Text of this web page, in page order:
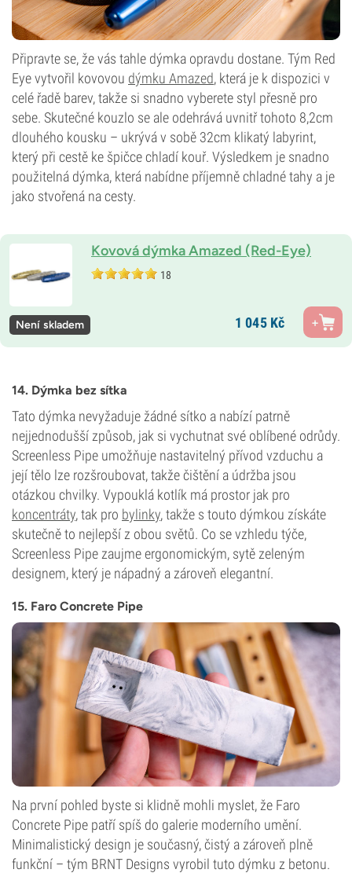
Připravte se, že vás tahle dýmka opravdu dostane. Tým Red
Eye vytvořil kovovou dýmku Amazed, která je k dispozici v
celé řadě barev, takže si snadno vyberete styl přesně pro
sebe. Skutečné kouzlo se ale odehrává uvnitř tohoto 8,2cm
dlouhého kousku – ukrývá v sobě 32cm klikatý labyrint,
který při cestě ke špičce chladí kouř. Výsledkem je snadno
použitelná dýmka, která nabídne příjemně chladné tahy a je
jako stvořená na cesty.
Kovová dýmka Amazed (Red-Eye)
18
Není skladem 1 045Kč
14. Dýmka bez sítka
Tato dýmka nevyžaduje žádné sítko a nabízí patrně
nejjednodušší způsob, jak si vychutnat své oblíbené odrůdy.
Screenless Pipe umožňuje nastavitelný přívod vzduchu a
její tělo lze rozšroubovat, takže čištění a údržba jsou
otázkou chvilky. Vypouklá kotlík má prostor jak pro
koncentráty, tak pro bylinky, takže s touto dýmkou získáte
skutečně to nejlepší z obou světů. Co se vzhledu týče,
Screenless Pipe zaujme ergonomickým, sytě zeleným
designem, který je nápadný a zároveň elegantní.
15. Faro Concrete Pipe
Na první pohled byste si klidně mohli myslet, že Faro
Concrete Pipe patří spíš do galerie moderního umění.
Minimalistický design je současný, čistý a zároveň plně
funkční – tým BRNT Designs vyrobil tuto dýmku z betonu.